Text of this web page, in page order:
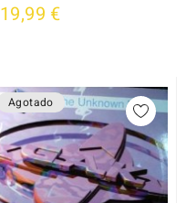
19,99 €
Agotado